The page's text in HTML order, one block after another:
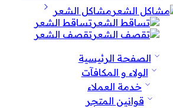
مشاكل الشعر
تساقط الشعر
تقصف الشعر
الصفحة الرئيسية
الولاء و المكافآت
خدمة العملاء
قوانين المتجر